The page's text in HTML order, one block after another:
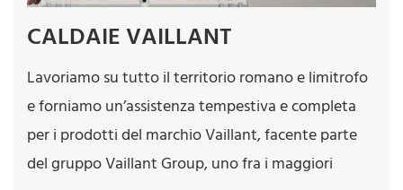
CALDAIE VAILLANT
Lavoriamo su tutto il territorio romano e limitrofo
e forniamo un’assistenza tempestiva e completa
per i prodotti del marchio Vaillant, facente parte
del gruppo Vaillant Group, uno fra i maggiori